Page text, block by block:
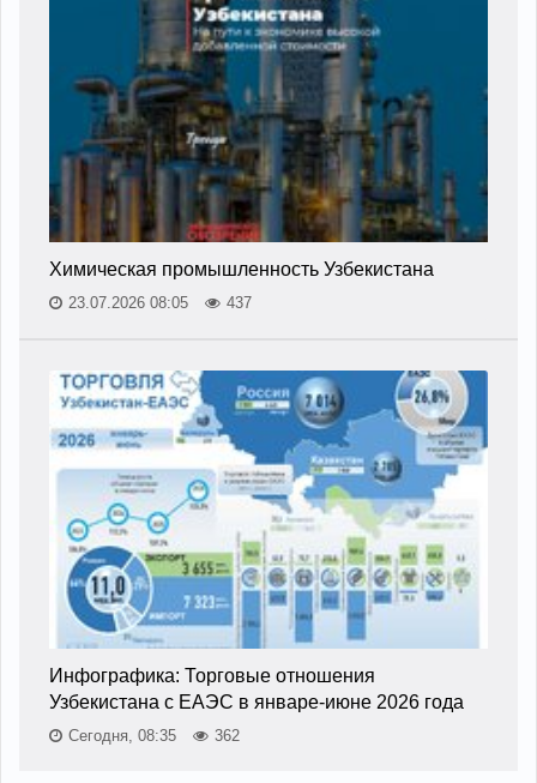
Химическая промышленность Узбекистана
23.07.2026 08:05 437
Инфографика: Торговые отношения
Узбекистана с ЕАЭС в январе-июне 2026 года
Сегодня, 08:35 362